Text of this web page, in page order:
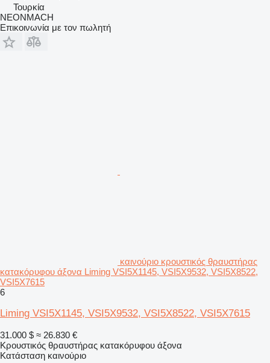
Τουρκία
NEONMACH
Επικοινωνία με τον πωλητή
καινούριο κρουστικός θραυστήρας
κατακόρυφου άξονα Liming VSI5X1145, VSI5X9532, VSI5X8522,
VSI5X7615
6
Liming VSI5X1145, VSI5X9532, VSI5X8522, VSI5X7615
31.000 $ ≈ 26.830 €
Κρουστικός θραυστήρας κατακόρυφου άξονα
Κατάσταση καινούριο